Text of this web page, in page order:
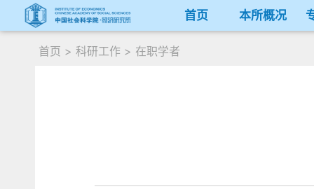
首页 本所概况
首页 > 科研工作 > 在职学者